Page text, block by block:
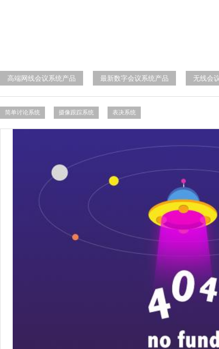
高端网线会议系统产品 最新数字会议系统产品 无线会
简单讨论系统 摄像跟踪系统 表决系统